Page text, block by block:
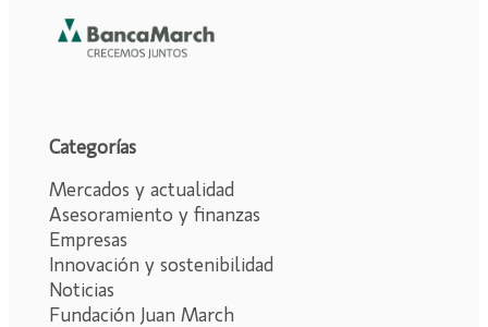
Categorías
Mercados y actualidad
Asesoramiento y finanzas
Empresas
Innovación y sostenibilidad
Noticias
Fundación Juan March